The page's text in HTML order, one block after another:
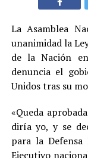
La Asamblea
unanimidad la
de la Nación
denuncia el
Unidos tras su
«Queda
diría yo, y se
para la
Ejecutivo